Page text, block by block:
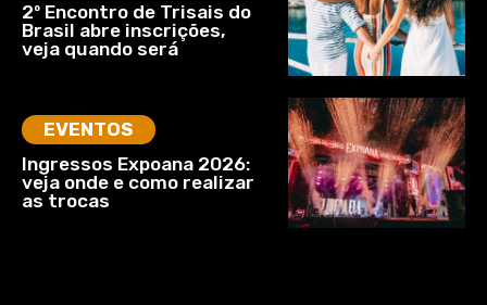
2º Encontro de Trisais do
Brasil abre inscrições,
veja quando será
EVENTOS
Ingressos Expoana 2026:
veja onde e como realizar
as trocas